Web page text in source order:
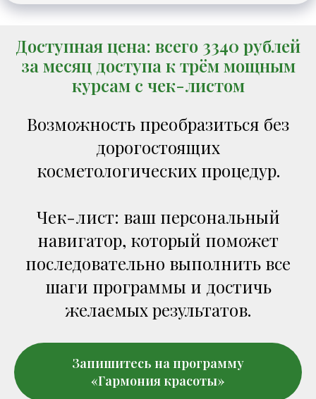
Доступная цена: всего 3340 рублей
за месяц доступа к трём мощным
курсам с чек-листом
Возможность преобразиться без
дорогостоящих
косметологических процедур.
Чек-лист: ваш персональный
навигатор, который поможет
последовательно выполнить все
шаги программы и достичь
желаемых результатов.
Запишитесь на программу
«Гармония красоты»